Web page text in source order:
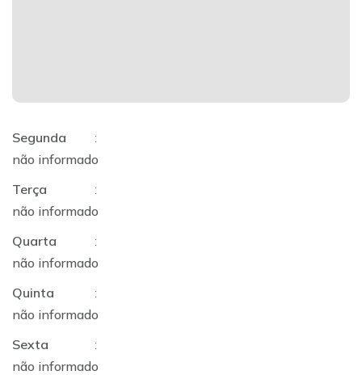
Segunda
:
não informado
Terça
:
não informado
Quarta
:
não informado
Quinta
:
não informado
Sexta
:
não informado